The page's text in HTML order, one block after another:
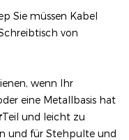
Sie müssen Kabel
von
wenn Ihr
eine Metallbasis hat
Teil und leicht zu
und für Stehpulte und